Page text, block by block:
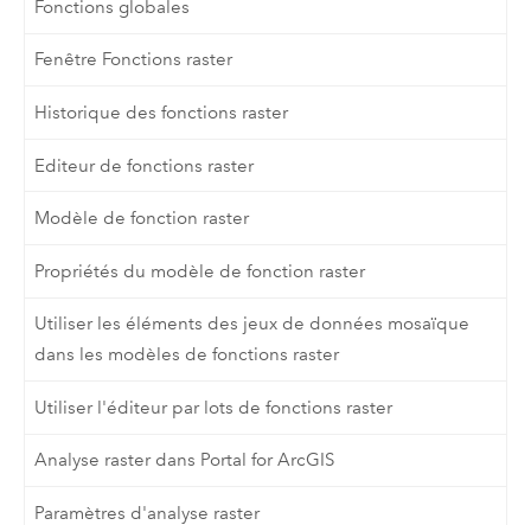
Fonctions globales
Fenêtre Fonctions raster
Historique des fonctions raster
Editeur de fonctions raster
Modèle de fonction raster
Propriétés du modèle de fonction raster
Utiliser les éléments des jeux de données mosaïque
dans les modèles de fonctions raster
Utiliser l'éditeur par lots de fonctions raster
Analyse raster dans Portal for ArcGIS
Paramètres d'analyse raster